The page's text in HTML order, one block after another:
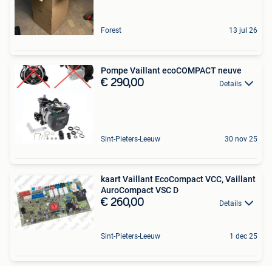
Forest 13 jul 26
Pompe Vaillant ecoCOMPACT neuve
€ 290,00 Details
Sint-Pieters-Leeuw 30 nov 25
kaart Vaillant EcoCompact VCC, Vaillant
AuroCompact VSC D
€ 260,00 Details
Sint-Pieters-Leeuw 1 dec 25